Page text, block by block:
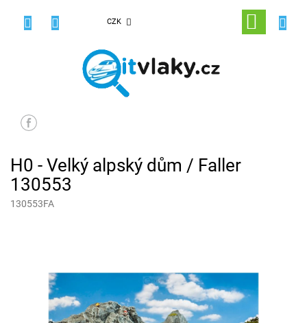
CZK
NÁKUPNÍ
KOŠÍK
H0 - Velký alpský dům / Faller
130553
130553FA